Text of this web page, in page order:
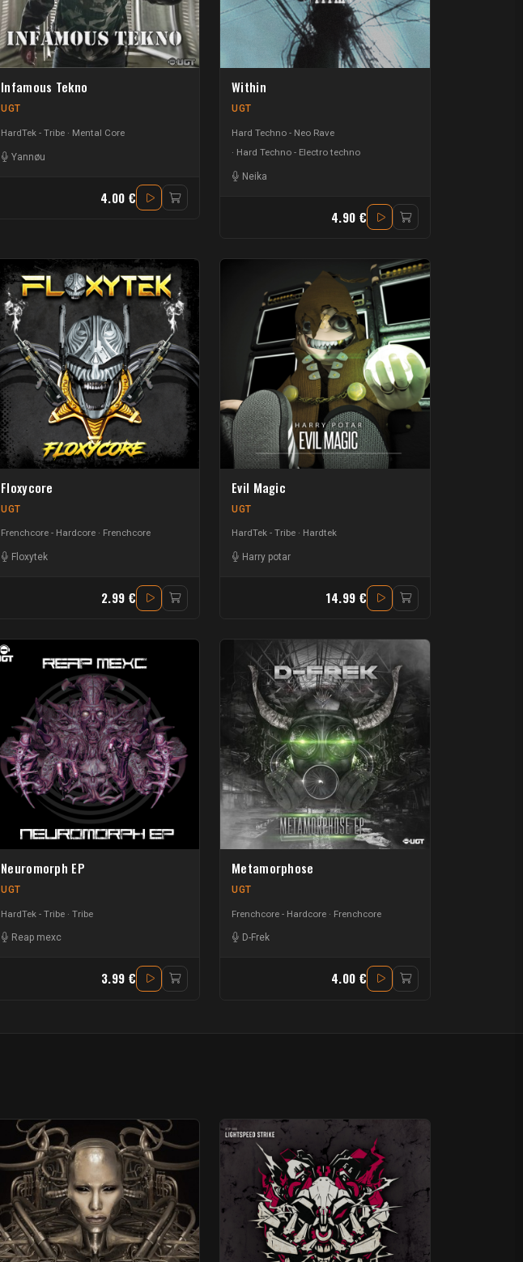
Infamous Tekno
UGT
HardTek - Tribe Mental Core
Yannøu
4.00 €
Within
UGT
Hard Techno - Neo Rave
Hard Techno - Electro techno
Neika
4.90 €
Floxycore
UGT
Frenchcore - Hardcore Frenchcore
Floxytek
2.99 €
Evil Magic
UGT
HardTek - Tribe Hardtek
Harry potar
14.99 €
Neuromorph EP
UGT
HardTek - Tribe Tribe
Reap mexc
3.99 €
Metamorphose
UGT
Frenchcore - Hardcore Frenchcore
D-Frek
4.00 €